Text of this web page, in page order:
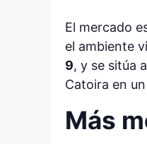
El mercado
el ambiente
9, y se sitúa
Catoira en
Más